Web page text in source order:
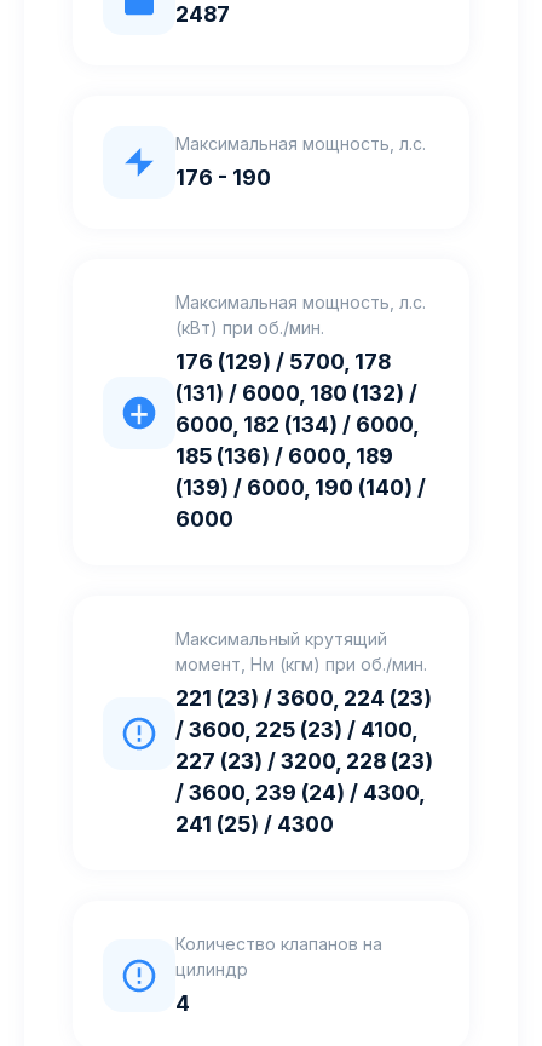
2487
Максимальная мощность, л.с.
176 - 190
Максимальная мощность, л.с.
(кВт) при об./мин.
176 (129) / 5700, 178
(131) / 6000, 180 (132) /
6000, 182 (134) / 6000,
185 (136) / 6000, 189
(139) / 6000, 190 (140) /
6000
Максимальный крутящий
момент, Нм (кгм) при об./мин.
221 (23) / 3600, 224 (23)
/ 3600, 225 (23) / 4100,
227 (23) / 3200, 228 (23)
/ 3600, 239 (24) / 4300,
241 (25) / 4300
Количество клапанов на
цилиндр
4